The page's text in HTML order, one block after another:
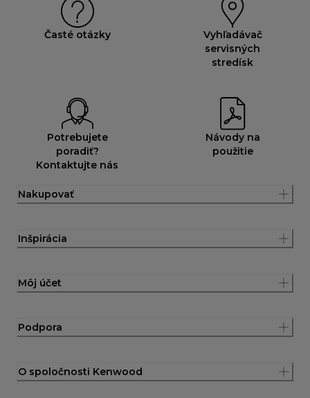
Časté otázky
Vyhľadávač
servisných
stredísk
Potrebujete
poradiť?
Kontaktujte nás
Návody na
použitie
Nakupovať
Inšpirácia
Môj účet
Podpora
O spoločnosti Kenwood